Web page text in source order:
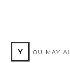
Y OU MAY